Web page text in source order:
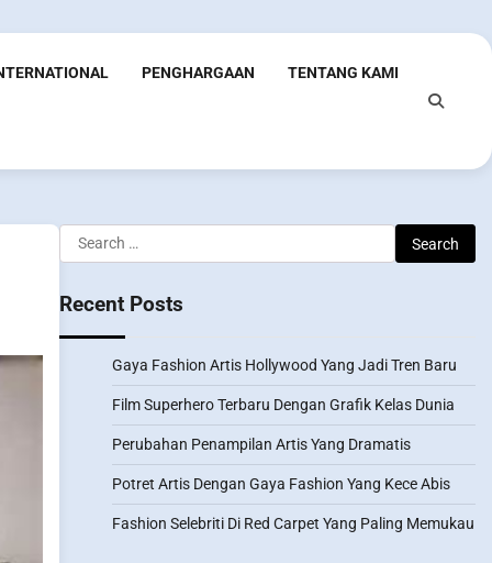
PENGHARGAAN TENTANG KAMI
Search
for:
Recent Posts
Gaya Fashion Artis Hollywood Yang Jadi Tren Baru
Film Superhero Terbaru Dengan Grafik Kelas Dunia
Perubahan Penampilan Artis Yang Dramatis
Potret Artis Dengan Gaya Fashion Yang Kece Abis
Fashion Selebriti Di Red Carpet Yang Paling Memukau